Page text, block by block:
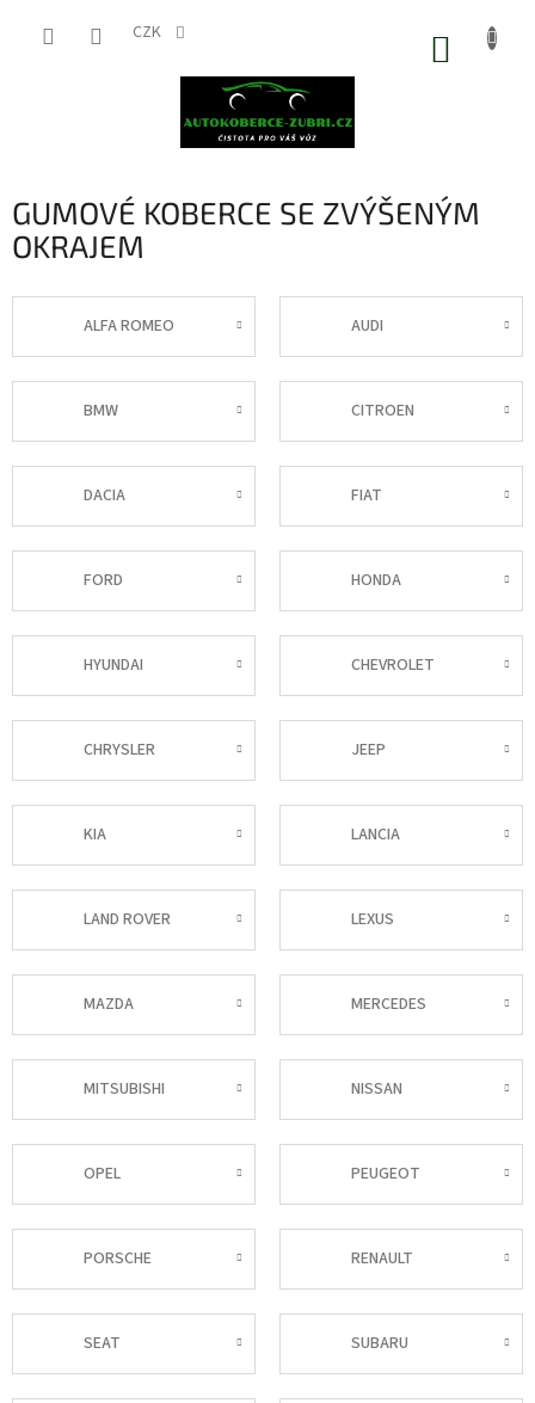
CZK
GUMOVÉ KOBERCE SE ZVÝŠENÝM
OKRAJEM
ALFA ROMEO AUDI
BMW CITROEN
DACIA FIAT
FORD HONDA
HYUNDAI CHEVROLET
CHRYSLER JEEP
KIA LANCIA
LAND ROVER LEXUS
MAZDA MERCEDES
MITSUBISHI NISSAN
OPEL PEUGEOT
PORSCHE RENAULT
SEAT SUBARU